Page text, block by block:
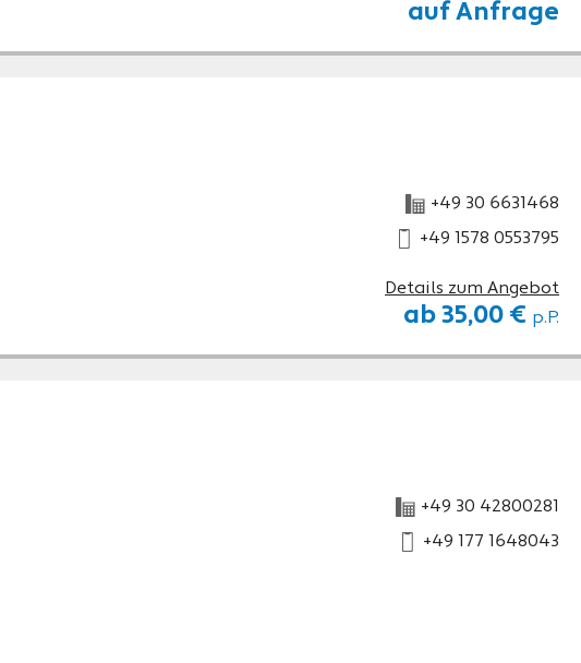
auf Anfrage
+49 30 6631468
+49 1578 0553795
Details zum Angebot
ab 35,00 € p.P.
+49 30 42800281
+49 177 1648043